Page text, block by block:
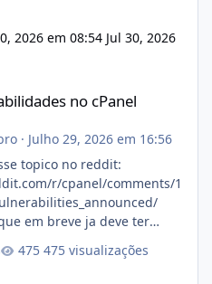
2026 em 08:54 Jul 30, 2026
no cPanel
· Julho 29, 2026 em 16:56
topico no reddit:
r/cpanel/comments/1
em breve ja deve ter
475 visualizações